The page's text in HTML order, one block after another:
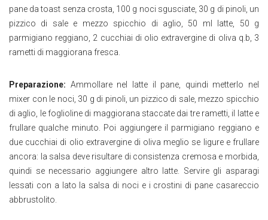
pane da toast senza crosta, 100 g noci sgusciate, 30 g di pinoli, un
pizzico di sale e mezzo spicchio di aglio, 50 ml latte, 50 g
parmigiano reggiano, 2 cucchiai di olio extravergine di oliva q.b, 3
rametti di maggiorana fresca.
Preparazione: Ammollare nel latte il pane, quindi metterlo nel
mixer con le noci, 30 g di pinoli, un pizzico di sale, mezzo spicchio
di aglio, le foglioline di maggiorana staccate dai tre rametti, il latte e
frullare qualche minuto. Poi aggiungere il parmigiano reggiano e
due cucchiai di olio extravergine di oliva meglio se ligure e frullare
ancora: la salsa deve risultare di consistenza cremosa e morbida,
quindi se necessario aggiungere altro latte. Servire gli asparagi
lessati con a lato la salsa di noci e i crostini di pane casareccio
abbrustolito.